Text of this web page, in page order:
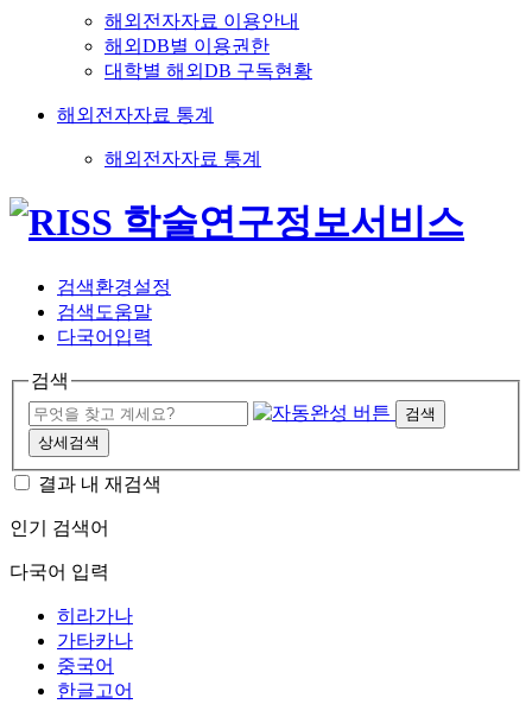
해외전자자료 이용안내
해외DB별 이용권한
대학별 해외DB 구독현황
해외전자자료 통계
해외전자자료 통계
검색환경설정
검색도움말
다국어입력
검색
검색
상세검색
결과 내 재검색
인기 검색어
다국어 입력
히라가나
가타카나
중국어
한글고어